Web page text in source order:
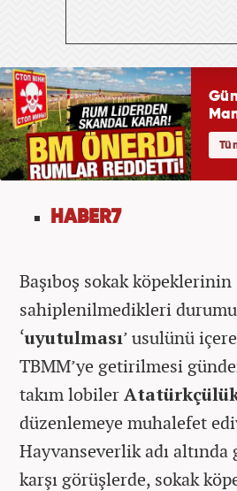
HABER7
Başıboş sokak köpeklerinin
sahiplenilmedikleri
‘uyutulması’ usulünü
TBMM’ye getirilmesi
takım lobiler
düzenlemeye muhalefet
Hayvanseverlik adı
karşı görüşlerde, sokak